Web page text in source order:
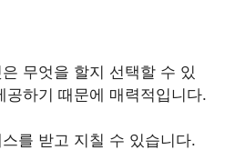
무엇을 할지 선택할 수 있
공하기 때문에 매력적입니다.
를 받고 지칠 수 있습니다.